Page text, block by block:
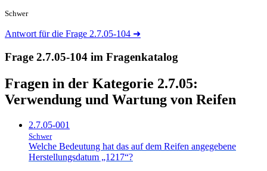
Schwer
Antwort für die Frage 2.7.05-104 ➜
Frage 2.7.05-104 im Fragenkatalog
Fragen in der Kategorie 2.7.05:
Verwendung und Wartung von Reifen
2.7.05-001
Schwer
Welche Bedeutung hat das auf dem Reifen angegebene
Herstellungsdatum „1217“?